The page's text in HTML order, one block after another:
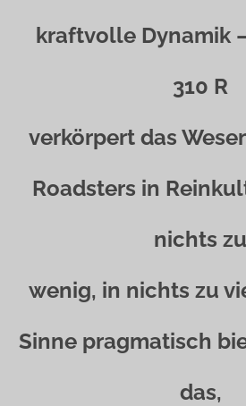
kraftvolle Dynamik
310 R
verkörpert das
Roadsters in
nichts zu
wenig, in nichts zu
Sinne pragmatisch
das,